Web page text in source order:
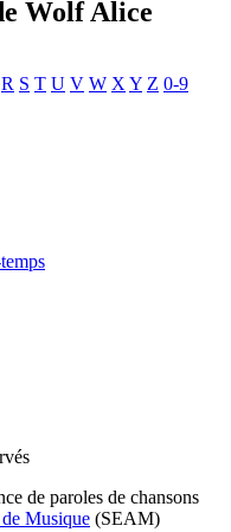
Wolf Alice
R S T U V W X Y Z 0-9
de paroles de chansons
Musique (SEAM)